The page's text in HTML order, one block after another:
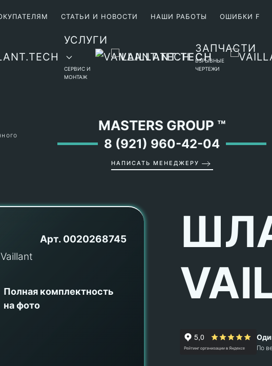
СТАТЬИ И НОВОСТИ НАШИ РАБОТЫ ОШИБКИ F
УСЛУГИ
СЕРВИС И
МОНТАЖ
ЗАПЧАСТИ
ВЗРЫВНЫЕ
ЧЕРТЕЖИ
MASTERS GROUP ™
8 (921) 960-42-04
НАПИСАТЬ МЕНЕДЖЕРУ
Арт. 0020268745
Полная комплектность
на фото
По